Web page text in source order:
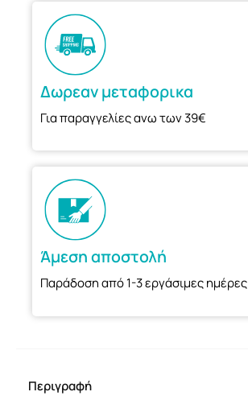
Δωρεαν μεταφορικα
Για παραγγελίες ανω των 39€
Άμεση αποστολή
Παράδοση από 1-3 εργάσιμες ημέρες
Περιγραφή